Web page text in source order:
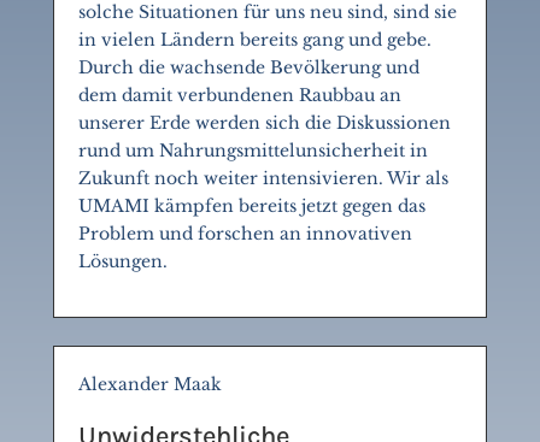
solche Situationen für uns neu sind, sind sie
in vielen Ländern bereits gang und gebe.
Durch die wachsende Bevölkerung und
dem damit verbundenen Raubbau an
unserer Erde werden sich die Diskussionen
rund um Nahrungsmittelunsicherheit in
Zukunft noch weiter intensivieren. Wir als
UMAMI kämpfen bereits jetzt gegen das
Problem und forschen an innovativen
Lösungen.
Alexander Maak